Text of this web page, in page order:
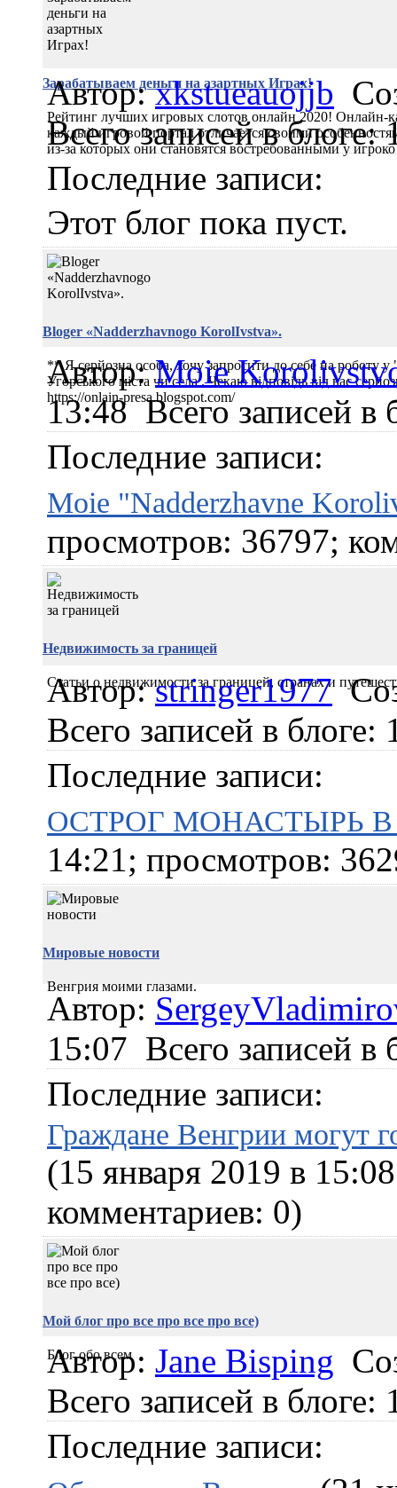
Зарабатываем деньги на азартных Играх!
Рейтинг лучших игровых слотов онлайн 2020! Онлайн-
каждый игровой портал отличается своими
из-за которых они становятся востребованными у игроко
Автор:xkstueauojjb
Всего записей в блоге:
Последние записи:
Этот блог пока пуст.
Bloger «Nadderzhavnogo KorolIvstva».
** Я серйозна особа, хочу запросити до себе на роботу у
Угорського міста чи села . Чекаю відповідь від вас
https://onlain-presa.blogspot.com/
Автор:Moie
13:48 Всего записей в
Последние записи:
Moie "Nadderzhavne
просмотров: 36797;
Недвижимость за границей
Статьи о недвижимости за границей, странах и
Автор:stringer1977
Всего записей в блоге:
Последние записи:
ОСТРОГ МОНАСТЫРЬ
14:21; просмотров:
Мировые новости
Венгрия моими глазами.
Автор:
15:07 Всего записей в
Последние записи:
Граждане Венгрии могут
(15 января 2019 в
комментариев: 0)
Мой блог про все про все про все)
Блог обо всем
Автор: Jane Bisping
Всего записей в блоге:
Последние записи: